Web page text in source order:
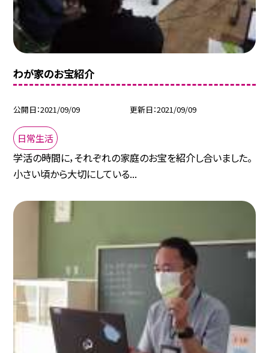
わが家のお宝紹介
公開日 2021/09/09 更新日 2021/09/09
日常生活
学活の時間に，それぞれの家庭のお宝を紹介し合いました。
小さい頃から大切にしている...